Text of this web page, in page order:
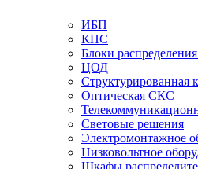
ИБП
КНС
Блоки
ЦОД
Структурированная
Оптическая СКС
Световые решения
Электромонтажное
Низковольтное